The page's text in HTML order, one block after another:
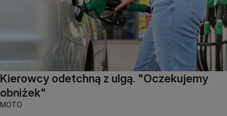
Kierowcy odetchną z ulgą. "Oczekujemy
obniżek"
MOTO